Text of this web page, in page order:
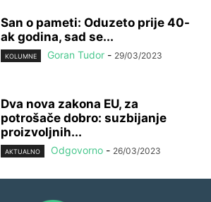
San o pameti: Oduzeto prije 40-
ak godina, sad se...
KOLUMNE Goran Tudor - 29/03/2023
Dva nova zakona EU, za
potrošače dobro: suzbijanje
proizvoljnih...
AKTUALNO Odgovorno - 26/03/2023